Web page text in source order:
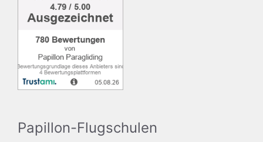
Papillon-Flugschulen